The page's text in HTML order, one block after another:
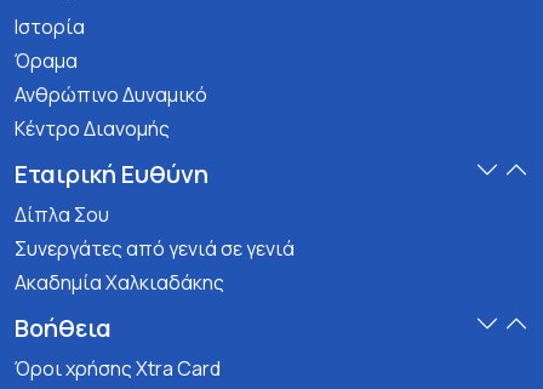
Ιστορία
Όραμα
Ανθρώπινο Δυναμικό
Κέντρο Διανομής
Εταιρική Ευθύνη
Δίπλα Σου
Συνεργάτες από γενιά σε γενιά
Ακαδημία Χαλκιαδάκης
Βοήθεια
Όροι χρήσης Xtra Card